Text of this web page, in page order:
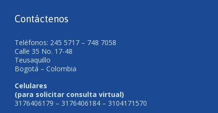
Contáctenos
Teléfonos: 245 5717 – 748 7058
Calle 35 No. 17-48
Teusaquillo
Bogotá – Colombia
Celulares
(para solicitar consulta virtual)
3176406179 – 3176406184 – 3104171570